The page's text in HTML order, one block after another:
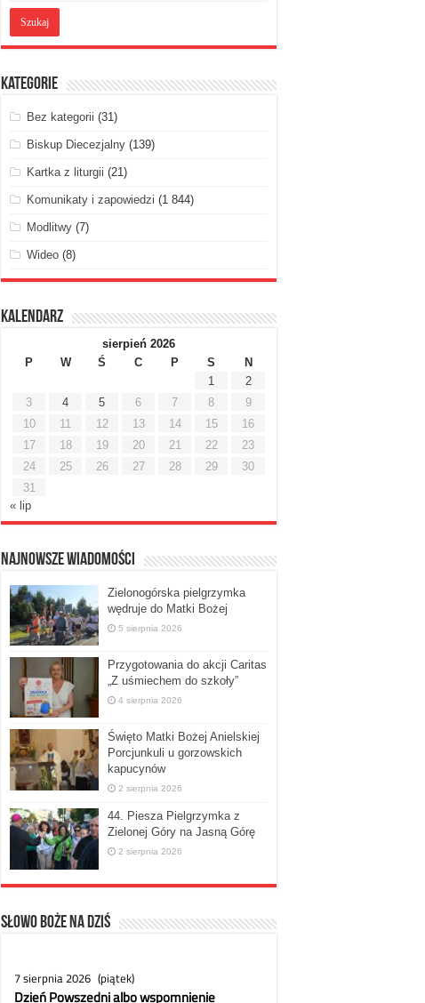
Kategorie
Bez kategorii (31)
Biskup Diecezjalny(139)
Kartka z liturgii (21)
Komunikaty i zapowiedzi (1 844)
Modlitwy(7)
Wideo(8)
Kalendarz
sierpień 2026
P
W Ś C P S
N
1
2
3
4 5 6 7 8
9
10
11 12 13 14 15
16
17
18 19 20 21 22
23
24
25 26 27 28 29
30
31
« lip
Najnowsze Wiadomości
Zielonogórska pielgrzymka
wędruje do Matki Bożej
5 sierpnia 2026
Przygotowania do akcji Caritas
„Z uśmiechem do szkoły”
4 sierpnia 2026
Święto Matki Bożej Anielskiej
Porcjunkuli u gorzowskich
kapucynów
2 sierpnia 2026
44. Piesza Pielgrzymka z
Zielonej Góry na Jasną Górę
2 sierpnia 2026
Słowo Boże na dziś